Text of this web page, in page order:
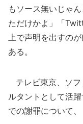
もソース無いじゃ
ただけかよ」「
上で声明を出すの
ある。
テレビ東京、ソフ
ルタントとして活
での謝罪について